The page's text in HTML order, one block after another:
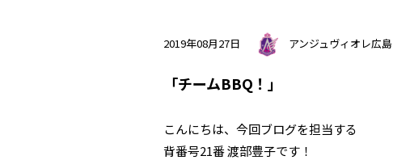
2019年08月27日 アンジュヴィオレ広島
「チームBBQ！」
こんにちは、今回ブログを担当する
背番号21番 渡部豊子です！